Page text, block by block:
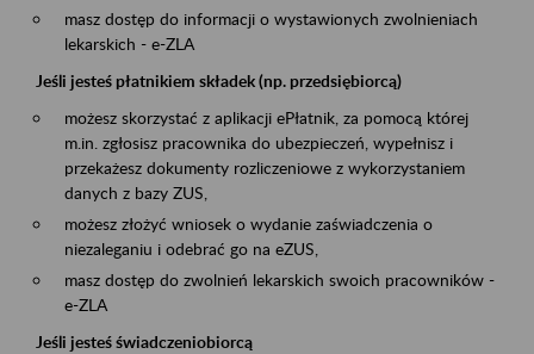
masz dostęp do informacji o wystawionych zwolnieniach
lekarskich - e-ZLA
Jeśli jesteś płatnikiem składek (np. przedsiębiorcą)
możesz skorzystać z aplikacji ePłatnik, za pomocą której
m.in. zgłosisz pracownika do ubezpieczeń, wypełnisz i
przekażesz dokumenty rozliczeniowe z wykorzystaniem
danych z bazy ZUS,
możesz złożyć wniosek o wydanie zaświadczenia o
niezaleganiu i odebrać go na eZUS,
masz dostęp do zwolnień lekarskich swoich pracowników -
e-ZLA
Jeśli jesteś świadczeniobiorcą